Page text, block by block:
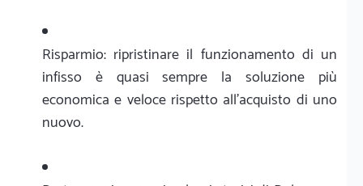
Risparmio: ripristinare il funzionamento di un
infisso è quasi sempre la soluzione più
economica e veloce rispetto all'acquisto di uno
nuovo.